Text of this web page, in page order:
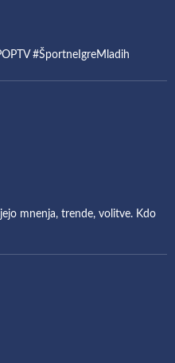
#ŠportneIgreMladih
mnenja, trende, volitve. Kdo